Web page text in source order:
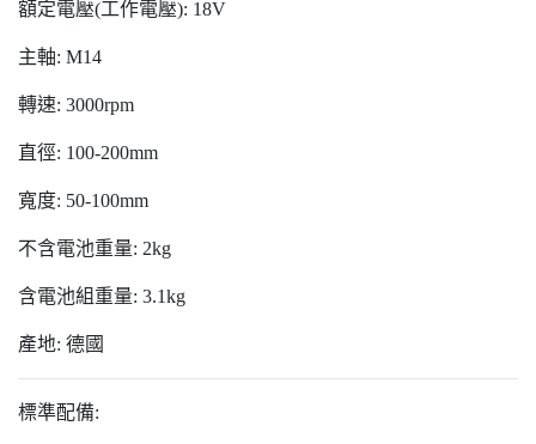
額定電壓(工作電壓): 18V
主軸: M14
轉速: 3000rpm
直徑: 100-200mm
寬度: 50-100mm
不含電池重量: 2kg
含電池組重量: 3.1kg
產地: 德國
標準配備: